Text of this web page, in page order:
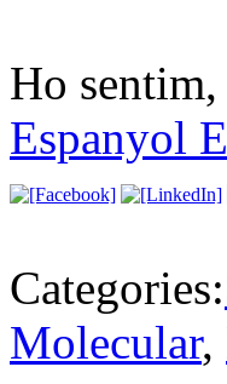
Ho sentim,
Espanyol
Categories:
Molecular,